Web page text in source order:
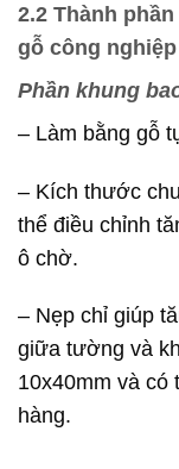
2.2 Thành
gỗ công nghiệp
Phần khung
– Làm bằng gỗ
– Kích thước
thể điều chỉnh
ô chờ.
– Nẹp chỉ giúp
giữa tường và
10x40mm và có
hàng.